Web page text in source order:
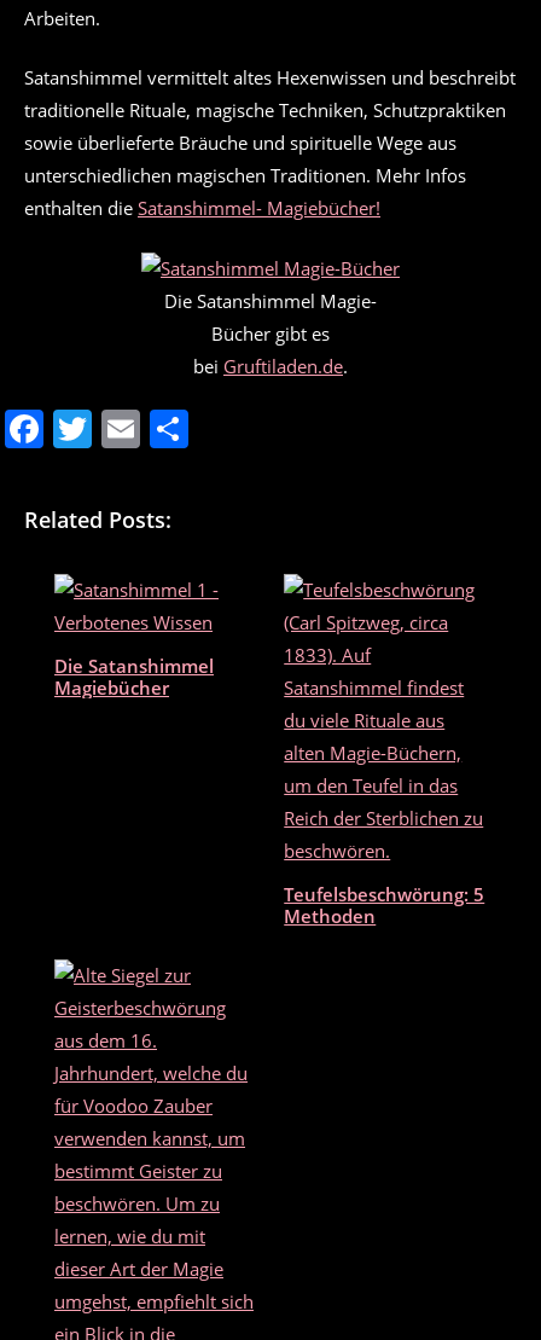
Arbeiten.
Satanshimmel vermittelt altes Hexenwissen und beschreibt
traditionelle Rituale, magische Techniken, Schutzpraktiken
sowie überlieferte Bräuche und spirituelle Wege aus
unterschiedlichen magischen Traditionen. Mehr Infos
enthalten die Satanshimmel- Magiebücher!
Die Satanshimmel Magie-
Bücher gibt es
bei Gruftiladen.de.
F
c
e
b
o
o
k
T
itt
er
E
ai
l
Related Posts:
Die Satanshimmel
Magiebücher
Teufelsbeschwörung: 5
Methoden